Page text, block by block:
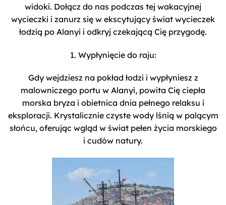
widoki. Dołącz do nas podczas tej wakacyjnej
wycieczki i zanurz się w ekscytujący świat wycieczek
łodzią po Alanyi i odkryj czekającą Cię przygodę.
1. Wypłynięcie do raju:
Gdy wejdziesz na pokład łodzi i wypłyniesz z
malowniczego portu w Alanyi, powita Cię ciepła
morska bryza i obietnica dnia pełnego relaksu i
eksploracji. Krystalicznie czyste wody lśnią w palącym
słońcu, oferując wgląd w świat pełen życia morskiego
i cudów natury.